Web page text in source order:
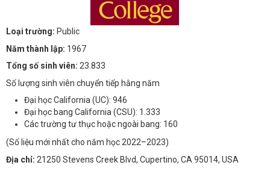
Loại trường: Public
Năm thành lập: 1967
Tổng số sinh viên: 23.833
Số lượng sinh viên chuyển tiếp hằng năm
Đại học California (UC): 946
Đại học bang California (CSU): 1.333
Các trường tư thục hoặc ngoài bang: 160
(Số liệu mới nhất cho năm học 2022–2023)
Địa chỉ: 21250 Stevens Creek Blvd, Cupertino, CA 95014, USA